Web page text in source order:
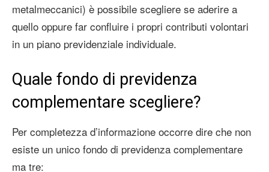
metalmeccanici) è possibile scegliere se aderire a
quello oppure far confluire i propri contributi volontari
in un piano previdenziale individuale.
Quale fondo di previdenza
complementare scegliere?
Per completezza d’informazione occorre dire che non
esiste un unico fondo di previdenza complementare
ma tre: